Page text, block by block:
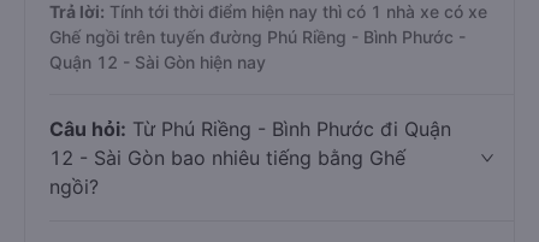
Trả lời: Tính tới thời điểm hiện nay thì có 1 nhà xe có xe
Ghế ngồi trên tuyến đường Phú Riềng - Bình Phước -
Quận 12 - Sài Gòn hiện nay
Câu hỏi: Từ Phú Riềng - Bình Phước đi Quận
12 - Sài Gòn bao nhiêu tiếng bằng Ghế
ngồi?